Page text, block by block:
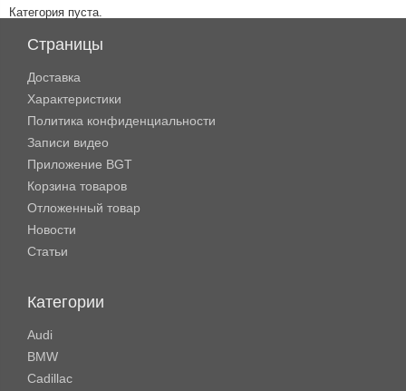
Категория пуста.
Страницы
Доставка
Характеристики
Политика конфиденциальности
Записи видео
Приложение BGT
Корзина товаров
Отложенный товар
Новости
Статьи
Категории
Audi
BMW
Cadillac